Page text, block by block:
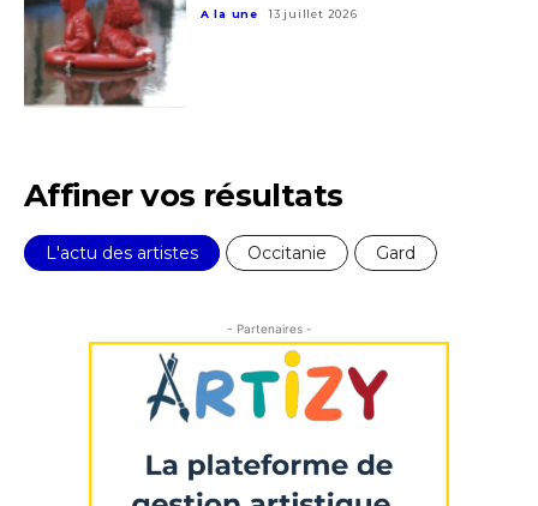
* Champ obligatoire
Statut / Organisation
J'accepte les termes et conditions
* Champ obligatoire
A la une 13 juillet 2026
Affiner vos résultats
L'actu des artistes Occitanie Gard
- Partenaires -